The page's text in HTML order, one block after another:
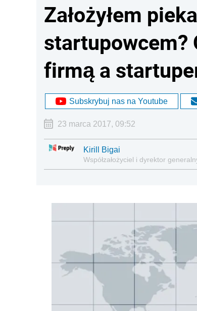
Założyłem
startupowcem?
firmą a
Subskrybuj nas na Youtube
23 marca 2017, 09:52
Kirill Bigai
Współzałożyciel i dyrektor